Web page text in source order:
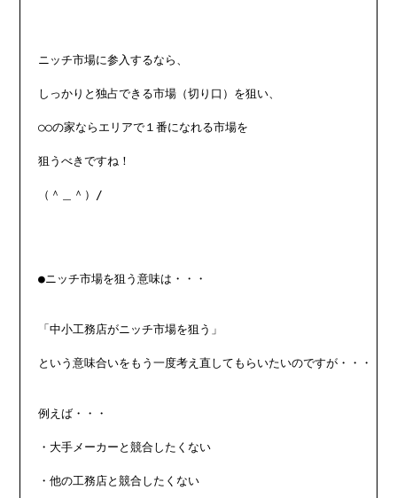
ニッチ市場に参入するなら、
しっかりと独占できる市場（切り口）を狙い、
○○の家ならエリアで１番になれる市場を
狙うべきですね！
（＾＿＾）/
●ニッチ市場を狙う意味は・・・
「中小工務店がニッチ市場を狙う」
という意味合いをもう一度考え直してもらいたいのですが・・・
例えば・・・
・大手メーカーと競合したくない
・他の工務店と競合したくない